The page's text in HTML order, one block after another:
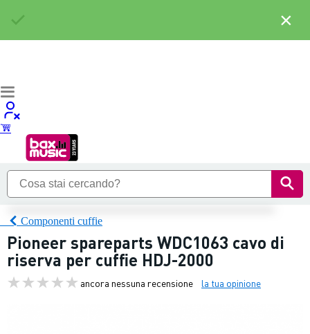
Componenti cuffie
Pioneer spareparts WDC1063 cavo di
riserva per cuffie HDJ-2000
ancora nessuna recensione la tua opinione
×